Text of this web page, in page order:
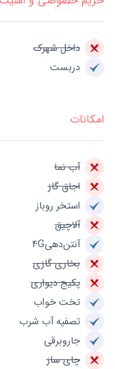
داخل شهرک
دربست
امکانات
آب نما
اجاق گاز
استخر روباز
آلاچیق
آنتن‌دهی4G
بخاری گازی
پکیج دیواری
تخت خواب
تصفیه آب شرب
جاروبرقی
چای ساز